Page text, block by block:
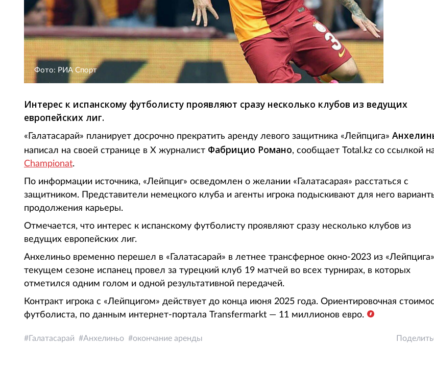
Фото: РИА Спорт
Интерес к испанскому футболисту проявляют сразу несколько клубов из ведущих
европейских лиг.
«Галатасарай» планирует досрочно прекратить аренду левого защитника «Лейпцига»
написал на своей странице в Х журналист Фабрицио Романо, сообщает Total.kz со ссылкой
Championat.
По информации источника, «Лейпциг» осведомлен о желании «Галатасарая» расстаться с
защитником. Представители немецкого клуба и агенты игрока подыскивают для него
продолжения карьеры.
Отмечается, что интерес к испанскому футболисту проявляют сразу несколько клубов из
ведущих европейских лиг.
Анхелиньо временно перешел в «Галатасарай» в летнее трансферное окно-2023 из
текущем сезоне испанец провел за турецкий клуб 19 матчей во всех турнирах, в которых
отметился одним голом и одной результативной передачей.
Контракт игрока с «Лейпцигом» действует до конца июня 2025 года. Ориентировочная
футболиста, по данным интернет-портала Transfermarkt — 11 миллионов евро.
Галатасарай Анхелиньо окончание аренды